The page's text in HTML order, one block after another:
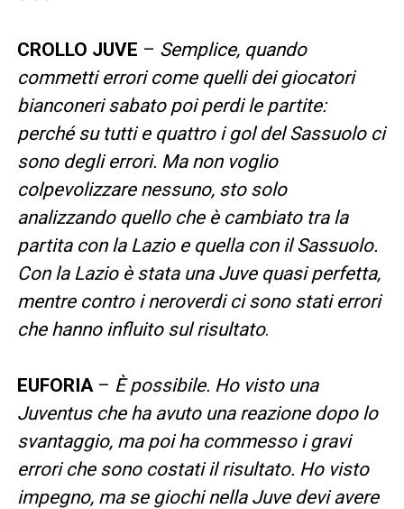
CROLLO JUVE – Semplice, quando
commetti errori come quelli dei giocatori
bianconeri sabato poi perdi le partite:
perché su tutti e quattro i gol del Sassuolo ci
sono degli errori. Ma non voglio
colpevolizzare nessuno, sto solo
analizzando quello che è cambiato tra la
partita con la Lazio e quella con il Sassuolo.
Con la Lazio è stata una Juve quasi perfetta,
mentre contro i neroverdi ci sono stati errori
che hanno influito sul risultato.
EUFORIA – È possibile. Ho visto una
Juventus che ha avuto una reazione dopo lo
svantaggio, ma poi ha commesso i gravi
errori che sono costati il risultato. Ho visto
impegno, ma se giochi nella Juve devi avere